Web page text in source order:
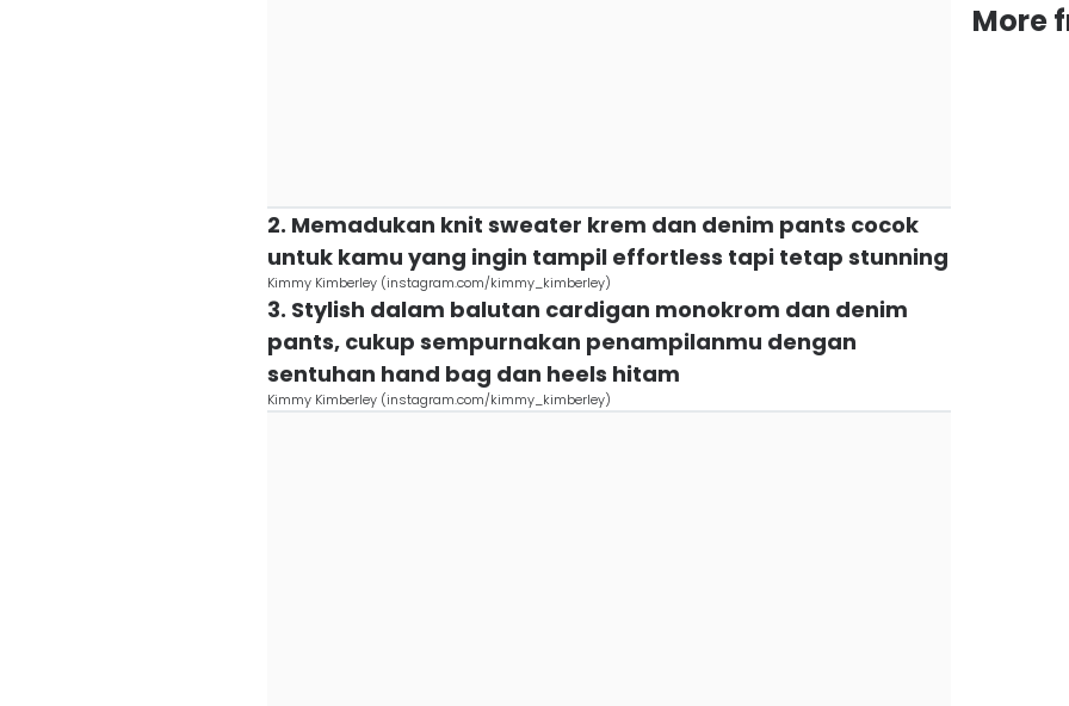
2. Memadukan knit sweater krem dan denim pants cocok
untuk kamu yang ingin tampil effortless tapi tetap stunning
Kimmy Kimberley (instagram.com/kimmy_kimberley)
3. Stylish dalam balutan cardigan monokrom dan denim
pants, cukup sempurnakan penampilanmu dengan
sentuhan hand bag dan heels hitam
Kimmy Kimberley (instagram.com/kimmy_kimberley)
More